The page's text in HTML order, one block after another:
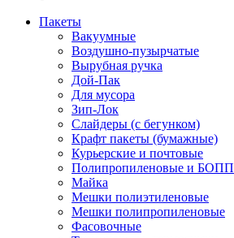
Пакеты
Вакуумные
Воздушно-пузырчатые
Вырубная ручка
Дой-Пак
Для мусора
Зип-Лок
Слайдеры (с бегунком)
Крафт пакеты (бумажные)
Курьерские и почтовые
Полипропиленовые и БОПП
Майка
Мешки полиэтиленовые
Мешки полипропиленовые
Фасовочные